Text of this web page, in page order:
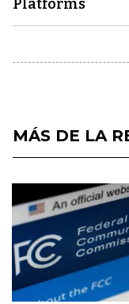
Platforms
MÁS DE LA